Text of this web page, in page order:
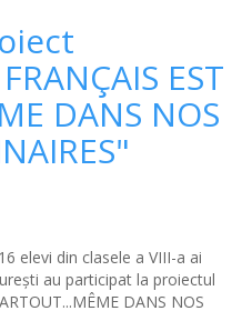
EST
DANS NOS
elevi din clasele a VIII-a ai
au participat la proiectul
DANS NOS